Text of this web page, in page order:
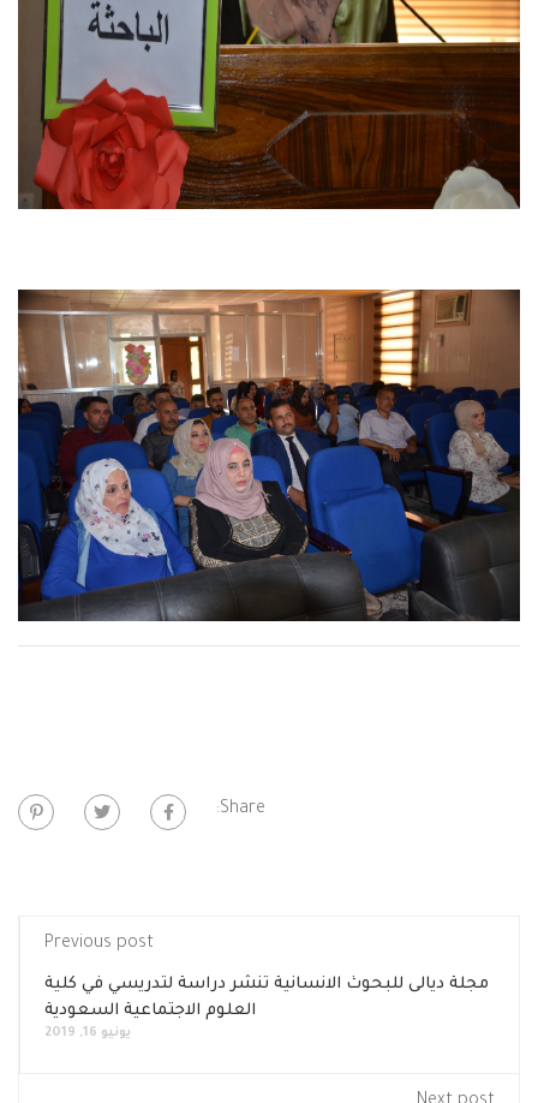
Share:
Previous post
مجلة ديالى للبحوث الانسانية تنشر دراسة لتدريسي في كلية
العلوم الاجتماعية السعودية
يونيو 16, 2019